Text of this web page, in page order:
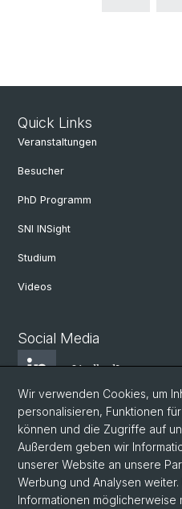
Quick Links
Veranstaltungen
Besucher
PhD Programm
SNI INSight
Studium
Videos
Social Media
LindkedIn
BlueSky
YouTube
Wir verwenden Cookies, um
personalisieren, Funktionen
können und die Zugriffe auf
Außerdem geben wir
unserer Website an unsere
Werbung und Analysen
Informationen möglicherweise